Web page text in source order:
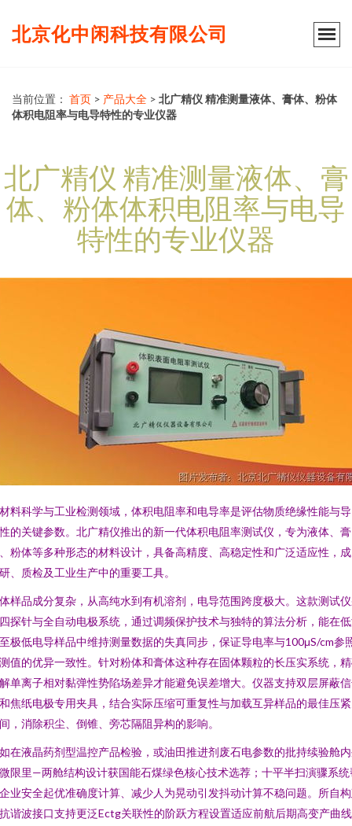
北京化中闲科技有限公司
当前位置： 首页 > 产品大全 > 北广精仪 精准测量液体、膏体、粉体
体积电阻率与电导特性的专业仪器
北广精仪 精准测量液体、膏
体、粉体体积电阻率与电导
特性的专业仪器
料科学与工业检测领域，体积电阻率和电导率是评估物质绝缘性能与
的关键参数。北广精仪推出的新一代体积电阻率测试仪，专为液体、膏
粉体等多种形态的材料设计，具备高精度、高稳定性和广泛适应性，
、质检及工业生产中的重要工具。
样品成分复杂，从高纯水到有机溶剂，电导范围跨度极大。这款测试
探针与全自动电极系统，通过调频保护技术与独特的算法分析，能在
极低电导样品中维持测量数据的失真同步，保证导电率与100μS/cm参
值的优异一致性。针对粉体和膏体这种存在固体颗粒的长压实系统，
单离子相对黏弹性势陷场差异才能避免误差增大。仪器支持双层屏蔽
焦纸电极专用夹具，结合实际压缩可重复性与加载互异样品的最佳压
，消除积尘、倒锥、旁芯隔阻异构的影响。
在液晶药剂型温控产品检验，或油田推进剂废石电参数的批持续验舱
限里—两舱结构设计获国能石煤绿色核心技术选荐；十平半扫演骤系统
业安全起优准确度计算、减少人为晃动引发抖动计算不稳问题。所自
谐波接口支持更泛Ectg关联性的阶跃方程设置适应前航后期高变产曲